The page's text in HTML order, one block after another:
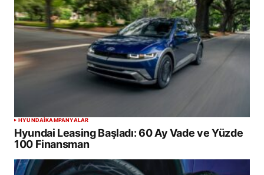
HYUNDAIKAMPANYALAR
Hyundai Leasing Başladı: 60 Ay Vade ve Yüzde
100 Finansman